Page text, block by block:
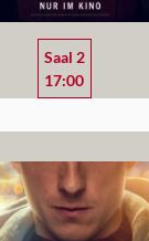
Saal 2
17:00